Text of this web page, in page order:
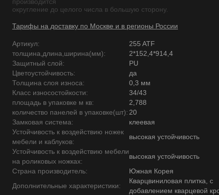
округление до целого числа в большую сторону.
Тарифы на доставку по Москве и в регионы России
Артикул:
255 ATF
толщина,длина,ширина(мм):
2*152,4*914,4
Защитный слой:
PU
Цветоустойчивость:
да
Толщина слоя износа:
0,3 мм
Класс износостойкости:
34/43
площадь в упаковке м кв:
2,788
количество панелей в упаковке(шт): 20
Замковая система:
клеевая
Устойчивость к воздействию ножек
мебели и каблуков:
высокая устойчивость
Устойчивость к воздействию мебели
на роликовых ножках:
высокая устойчивость
Страна производитель:
Южная Корея
Дополнительные характеристики:
Кварцвиниловая плитка, с
добавлением кварцевой